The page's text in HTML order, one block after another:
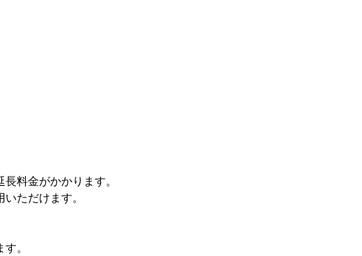
料金がかかります。
ただけます。
。